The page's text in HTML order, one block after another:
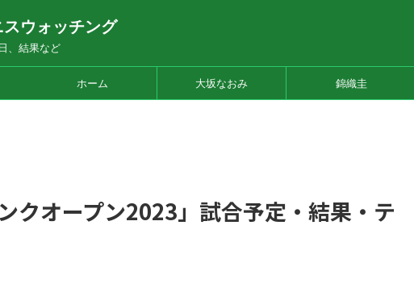
ウォッチング
、結果など
ホーム 大坂なおみ 錦織圭
クオープン2023」試合予定・結果・テ